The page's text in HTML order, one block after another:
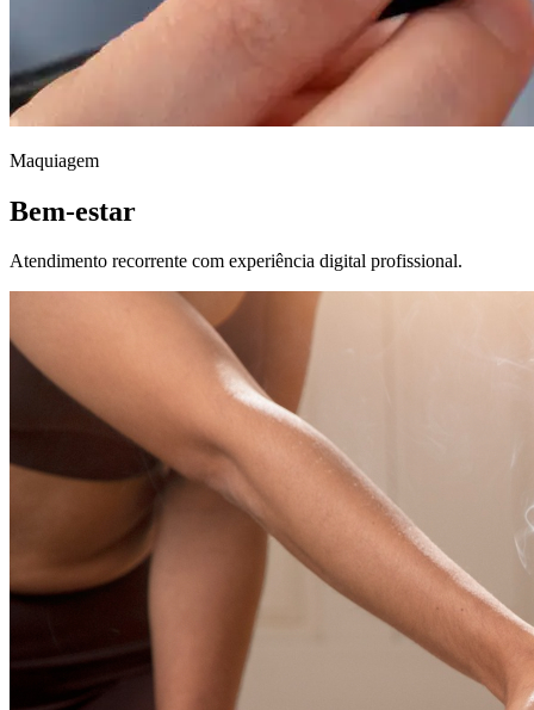
Maquiagem
Bem-estar
Atendimento recorrente com experiência digital profissional.